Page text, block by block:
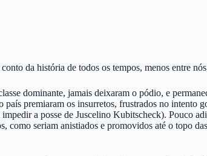
da história de todos os tempos, menos entre
dominante, jamais deixaram o pódio, e
premiaram os insurretos, frustrados no intento
a posse de Juscelino Kubitscheck). Pouco
seriam anistiados e promovidos até o topo